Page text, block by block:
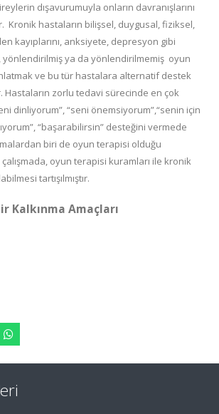
dışavurumuyla onların davranışlarını
Kronik hastaların bilişsel, duygusal, fiziksel,
kayıplarını, anksiyete, depresyon gibi
yönlendirilmiş ya da yönlendirilmemiş oyun
ve bu tür hastalara alternatif destek
Hastaların zorlu tedavi sürecinde en çok
dinliyorum”, “seni önemsiyorum”,“senin için
“başarabilirsin” desteğini vermede
biri de oyun terapisi olduğu
oyun terapisi kuramları ile kronik
tartışılmıştır.
Kalkınma Amaçları